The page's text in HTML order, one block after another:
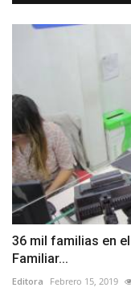
36 mil familias en
Familiar...
Editora Febrero 15, 2019